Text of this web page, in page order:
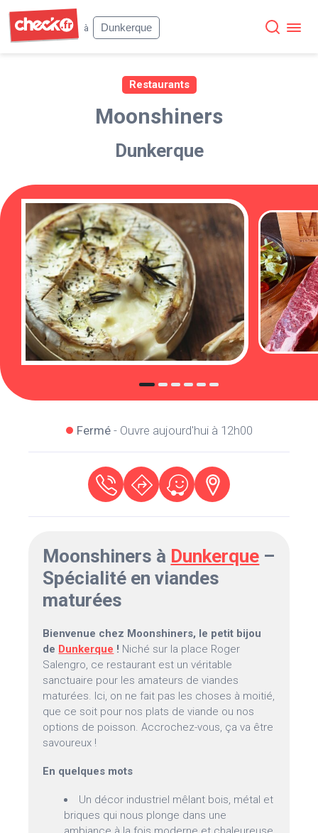
à
Dunkerque
Restaurants
Moonshiners
Dunkerque
Fermé- Ouvre aujourd'hui à 12h00
Moonshiners à Dunkerque –
Spécialité en viandes
maturées
Bienvenue chez Moonshiners, le petit bijou
de Dunkerque ! Niché sur la place Roger
Salengro, ce restaurant est un véritable
sanctuaire pour les amateurs de viandes
maturées. Ici, on ne fait pas les choses à moitié,
que ce soit pour nos plats de viande ou nos
options de poisson. Accrochez-vous, ça va être
savoureux !
En quelques mots
Un décor industriel mêlant bois, métal et
briques qui nous plonge dans une